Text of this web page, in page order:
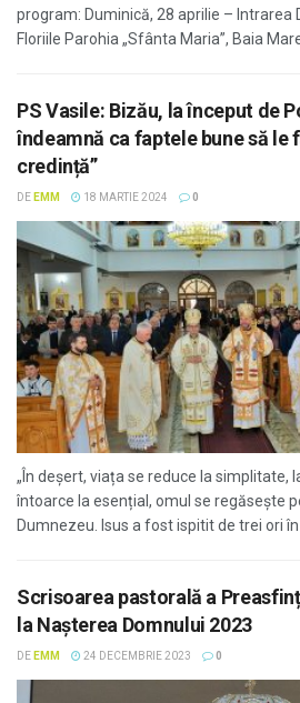
program: Duminică, 28 aprilie – Intrarea
Floriile Parohia „Sfânta Maria”, Baia Mare
PS Vasile: Bizău, la început de
îndeamnă ca faptele bune să le
credință”
DE EMM 18 MARTIE 2024 0
„În deșert, viața se reduce la simplitate,
întoarce la esențial, omul se regăsește
Dumnezeu. Isus a fost ispitit de trei ori în
Scrisoarea pastorală a
la Naşterea Domnului 2023
DE EMM 24 DECEMBRIE 2023 0